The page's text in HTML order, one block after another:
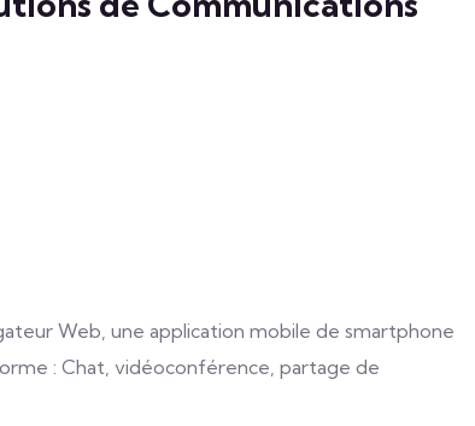
Web, une application mobile de smartphone
: Chat, vidéoconférence, partage de